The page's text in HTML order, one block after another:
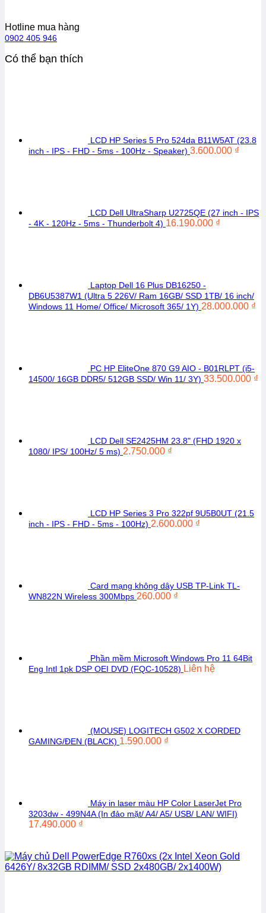
Hotline mua hàng
0902 405 946
Có thể bạn thích
LCD HP Series 5 Pro 524da B11W5AT (23.8
inch - IPS - FHD - 5ms - 100Hz - Speaker) 3.600.000 ₫
LCD Dell UltraSharp U2725QE (27 inch - IPS
- 4K - 120Hz - 5ms - Thunderbolt 4) 16.190.000 ₫
Laptop Dell 16 Plus DB16250 -
DB6U5387W1 (Ultra 5 226V/ Ram 16GB/ SSD 1TB/ 16 inch/
Windows 11 Home/ Office/ Microsoft 365/ 1Y) 28.000.000 ₫
PC HP EliteOne 870 G9 AIO - B01RLPT (i5-
14500/ 16GB DDR5/ 512GB SSD/ Win 11/ 3Y) 33.500.000 ₫
LCD Dell SE2425HM 23.8" (FHD 1920 x
1080/ IPS/ 100Hz/ 5 ms) 2.750.000 ₫
LCD HP Series 3 Pro 322pf 9U5B0UT (21.5
inch - IPS - FHD - 5ms - 100Hz) 2.600.000 ₫
Card mạng không dây USB TP-Link TL-
WN822N Wireless 300Mbps 260.000 ₫
Phần mềm Microsoft Windows Pro 11 64Bit
Eng Intl 1pk DSP OEI DVD (FQC-10528) Liên hệ
(MOUSE) LOGITECH G502 X CORDED
GAMING/ĐEN (BLACK) 1.590.000 ₫
Máy in laser màu HP Color LaserJet Pro
3203dw - 499N4A (In đảo mặt/ A4/ A5/ USB/ LAN/ WIFI)
17.490.000 ₫